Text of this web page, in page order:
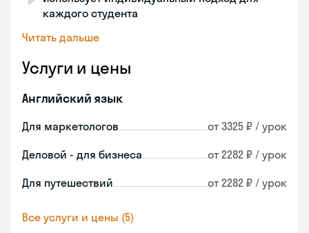
каждого студента
Читать дальше
Услуги и цены
Английский язык
Для маркетологов от 3325 ₽ / урок
Деловой - для бизнеса от 2282 ₽ / урок
Для путешествий от 2282 ₽ / урок
Все услуги и цены (5)